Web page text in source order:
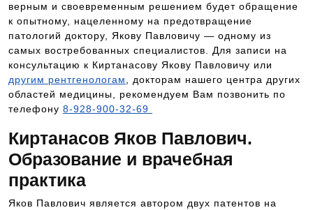
верным и своевременным решением будет обращение
к опытному, нацеленному на предотвращение
патологий доктору, Якову Павловичу — одному из
самых востребованных специалистов. Для записи на
консультацию к Киртанасову Якову Павловичу или
другим рентгенологам
, докторам нашего центра других
областей медицины, рекомендуем Вам позвонить по
телефону 8-928-900-32-69
Киртанасов Яков Павлович.
Образование и врачебная
практика
Яков Павлович является автором двух патентов на